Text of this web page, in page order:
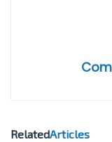
RelatedArticles